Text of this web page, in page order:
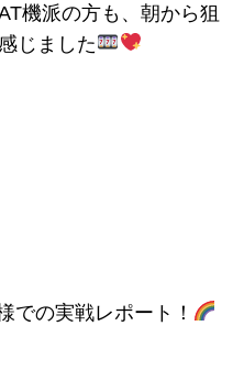
機派の方も、朝から狙
じました
での実戦レポート！